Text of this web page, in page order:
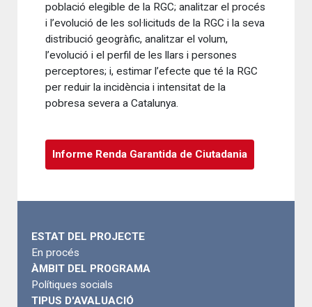
població elegible de la RGC; analitzar el procés
i l’evolució de les sol·licituds de la RGC i la seva
distribució geogràfic, analitzar el volum,
l’evolució i el perfil de les llars i persones
perceptores; i, estimar l’efecte que té la RGC
per reduir la incidència i intensitat de la
pobresa severa a Catalunya.
Informe Renda Garantida de Ciutadania
ESTAT DEL PROJECTE
En procés
ÀMBIT DEL PROGRAMA
Polítiques socials
TIPUS D'AVALUACIÓ